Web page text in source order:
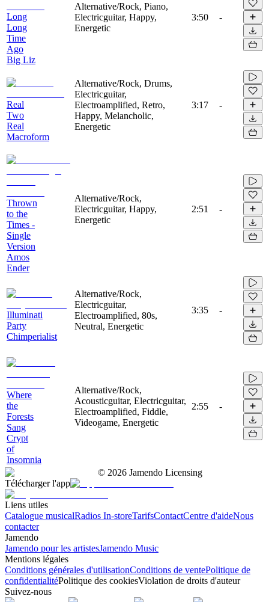
Long
Long
Time
Ago
Big Liz
Alternative/Rock, Piano,
Electricguitar, Happy,
Energetic
3:50 -
Real
Two
Real
Macroform
Alternative/Rock, Drums,
Electricguitar,
Electroamplified, Retro,
Happy, Melancholic,
Energetic
3:17 -
Thrown
to the
Times -
Single
Version
Amos
Ender
Alternative/Rock,
Electricguitar, Happy,
Energetic
2:51 -
Illuminati
Party
Chimperialist
Alternative/Rock,
Electricguitar,
Electroamplified, 80s,
Neutral, Energetic
3:35 -
Where
the
Forests
Sang
Crypt
of
Insomnia
Alternative/Rock,
Acousticguitar, Electricguitar,
Electroamplified, Fiddle,
Videogame, Energetic
2:55 -
© 2026 Jamendo Licensing
Télécharger l'app
Liens utiles
Catalogue musicalRadios In-storeTarifsContactCentre d'aideNous
contacter
Jamendo
Jamendo pour les artistesJamendo Music
Mentions légales
Conditions générales d'utilisationConditions de ventePolitique de
confidentialitéPolitique des cookiesViolation de droits d'auteur
Suivez-nous